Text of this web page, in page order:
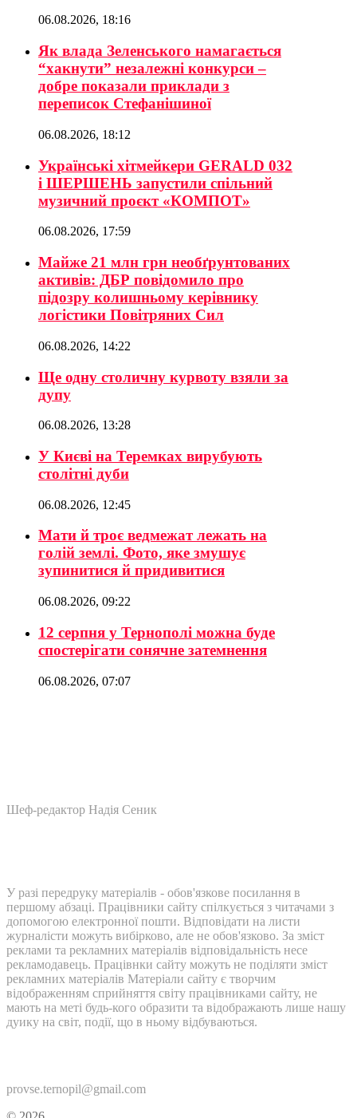
06.08.2026, 18:16
Як влада Зеленського намагається
“хакнути” незалежні конкурси –
добре показали приклади з
переписок Стефанішиної
06.08.2026, 18:12
Українські хітмейкери GERALD 032
і ШЕРШЕНЬ запустили спільний
музичний проєкт «КОМПОТ»
06.08.2026, 17:59
Майже 21 млн грн необґрунтованих
активів: ДБР повідомило про
підозру колишньому керівнику
логістики Повітряних Сил
06.08.2026, 14:22
Ще одну столичну курвоту взяли за
дупу
06.08.2026, 13:28
У Києві на Теремках вирубують
столітні дуби
06.08.2026, 12:45
Мати й троє ведмежат лежать на
голій землі. Фото, яке змушує
зупинитися й придивитися
06.08.2026, 09:22
12 серпня у Тернополі можна буде
спостерігати сонячне затемнення
06.08.2026, 07:07
Шеф-редактор Надія Сеник
У разі передруку матеріалів - обов'язкове посилання в
першому абзаці. Працівники сайту спілкується з читачами з
допомогою електронної пошти. Відповідати на листи
журналісти можуть вибірково, але не обов'язково. За зміст
реклами та рекламних матеріалів відповідальність несе
рекламодавець. Працівнки сайту можуть не поділяти зміст
рекламних матеріалів Матеріали сайту є творчим
відображенням сприйняття світу працівниками сайту, не
мають на меті будь-кого образити та відображають лише нашу
дуику на світ, події, що в ньому відбуваються.
provse.ternopil@gmail.com